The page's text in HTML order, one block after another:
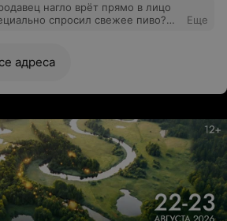
нагло врёт прямо в лицо
спросил свежее пиво?
приезду домой открыл и был в
в это магазине ничего,
очень плохое.
Еще
адреса